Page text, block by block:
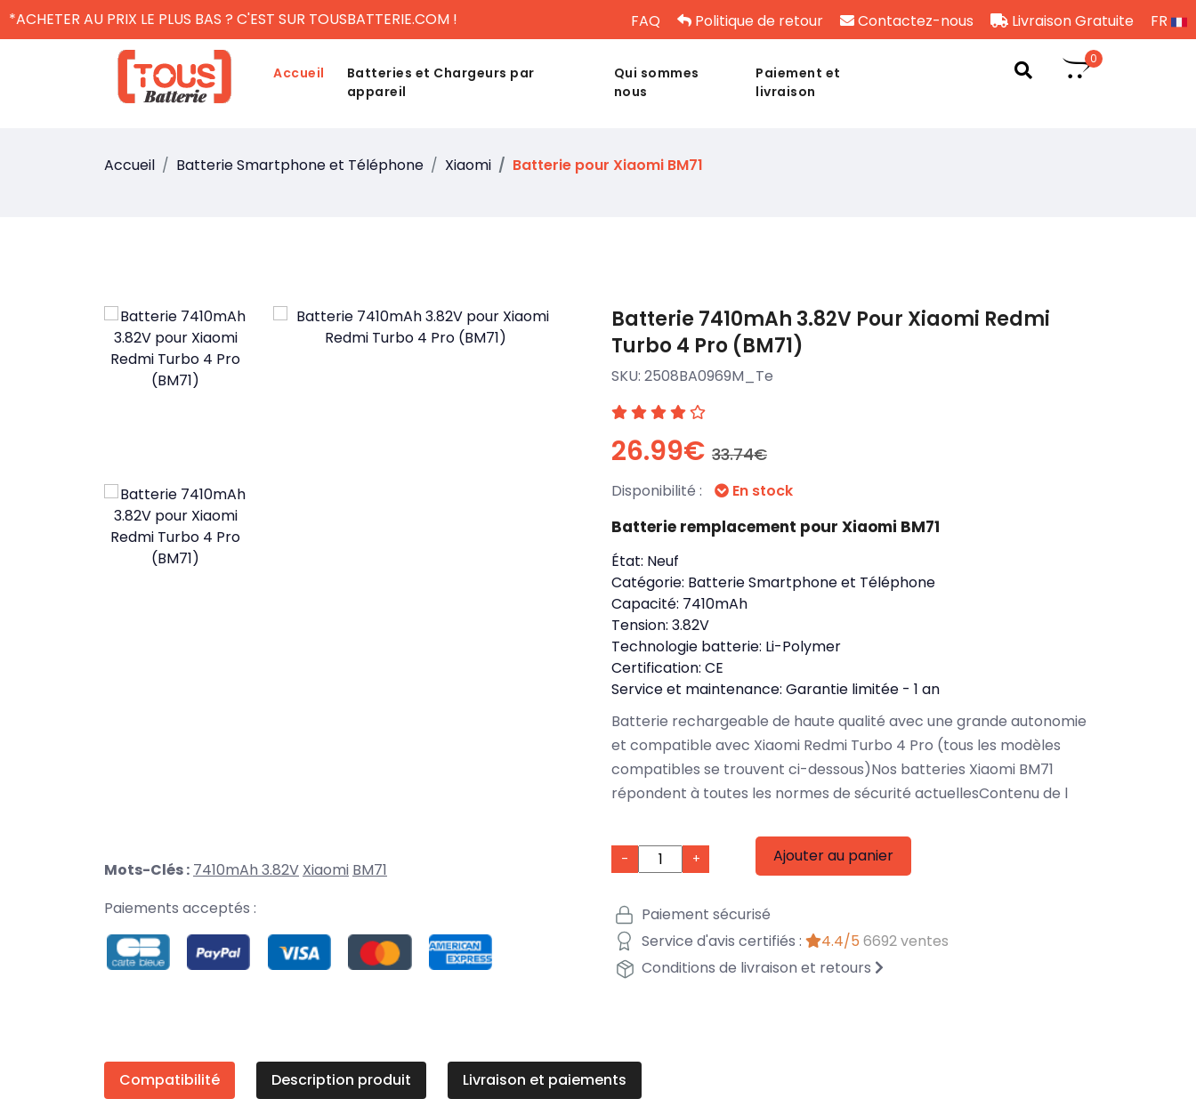
*ACHETER AU PRIX LE PLUS BAS ? C'EST SUR TOUSBATTERIE.COM ! FAQ Politique de retour Contactez-nous Livraison Gratuite FR
Accueil
Batteries et Chargeurs par
appareil
Qui sommes
nous
Paiement et
livraison
0
Accueil Batterie Smartphone et Téléphone Xiaomi Batterie pour Xiaomi BM71
Mots-Clés : 7410mAh 3.82V Xiaomi BM71
Paiements acceptés :
Batterie 7410mAh 3.82V Pour Xiaomi Redmi
Turbo 4 Pro (BM71)
SKU: 2508BA0969M_Te
26.99€ 33.74€
Disponibilité : En stock
Batterie remplacement pour Xiaomi BM71
État: Neuf
Catégorie: Batterie Smartphone et Téléphone
Capacité: 7410mAh
Tension: 3.82V
Technologie batterie: Li-Polymer
Certification: CE
Service et maintenance: Garantie limitée - 1 an
Batterie rechargeable de haute qualité avec une grande autonomie
et compatible avec Xiaomi Redmi Turbo 4 Pro (tous les modèles
compatibles se trouvent ci-dessous)Nos batteries Xiaomi BM71
répondent à toutes les normes de sécurité actuellesContenu de l
- + Ajouter au panier
Paiement sécurisé
Service d'avis certifiés :
4.4/5 6692 ventes
Conditions de livraison et retours
Compatibilité Description produit Livraison et paiements